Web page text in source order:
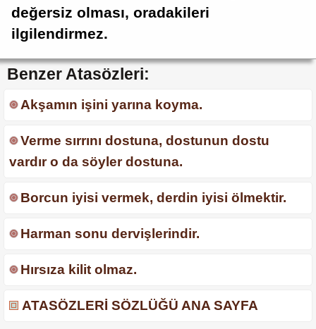
değersiz olması, oradakileri
ilgilendirmez.
Benzer Atasözleri:
Akşamın işini yarına koyma.
Verme sırrını dostuna, dostunun dostu
vardır o da söyler dostuna.
Borcun iyisi vermek, derdin iyisi ölmektir.
Harman sonu dervişlerindir.
Hırsıza kilit olmaz.
ATASÖZLERİ SÖZLÜĞÜ ANA SAYFA